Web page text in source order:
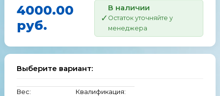
4000.00
руб.
В наличии
Остаток уточняйте у
менеджера
Выберите вариант:
Вес: Квалификация: